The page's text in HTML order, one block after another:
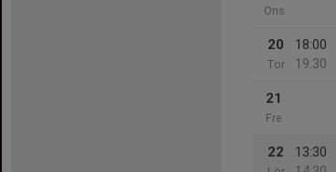
Ons
20
Tor
18:00
19:30
21
Fre
22
13:30